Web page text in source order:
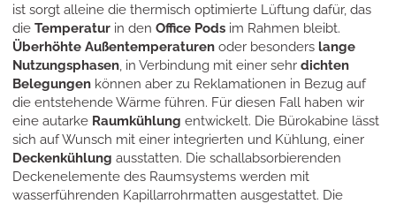
ist sorgt alleine die thermisch optimierte Lüftung dafür, das
dieTemperatur in denOffice Pods im Rahmen bleibt.
Überhöhte Außentemperaturen oder besonders lange
Nutzungsphasen, in Verbindung mit einer sehrdichten
Belegungen können aber zu Reklamationen in Bezug auf
die entstehende Wärme führen. Für diesen Fall haben wir
eine autarke Raumkühlung entwickelt. Die Bürokabine lässt
sich auf Wunsch mit einer integrierten und Kühlung, einer
Deckenkühlung ausstatten. Die schallabsorbierenden
Deckenelemente des Raumsystems werden mit
wasserführenden Kapillarrohrmatten ausgestattet. Die